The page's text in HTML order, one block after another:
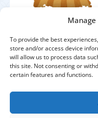
Manage
To provide the best
store and/or access device
will allow us to process data
this site. Not consenting or
certain features and functions.
центр по работе с
Германии